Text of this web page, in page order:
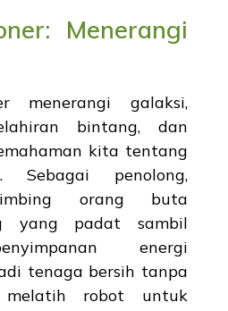
Menerangi
menerangi galaksi,
bintang, dan
kita tentang
Sebagai penolong,
orang buta
yang padat sambil
energi
tenaga bersih tanpa
melatih robot untuk